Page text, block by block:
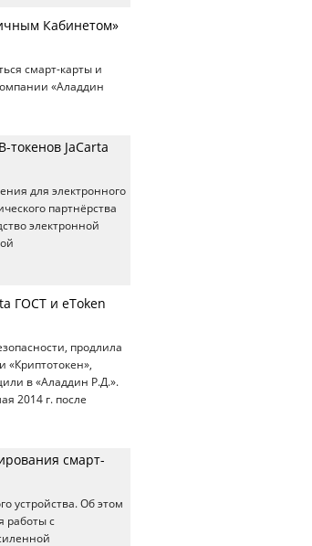
Кабинетом»
смарт-карты и
«Аладдин
токенов JaCarta
для электронного
партнёрства
электронной
ГОСТ и eToken
продлила
«Криптотокен»,
в «Аладдин Р.Д.».
2014 г. после
смарт-
устройства. Об этом
работы с